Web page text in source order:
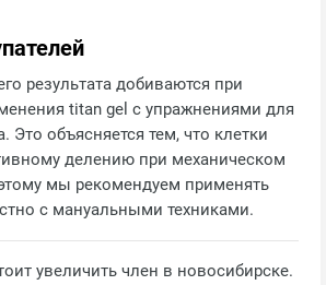
результата добиваются при
titan gel с упражнениями для
Это объясняется тем, что клетки
делению при механическом
мы рекомендуем применять
с мануальными техниками.
увеличить член в новосибирске.